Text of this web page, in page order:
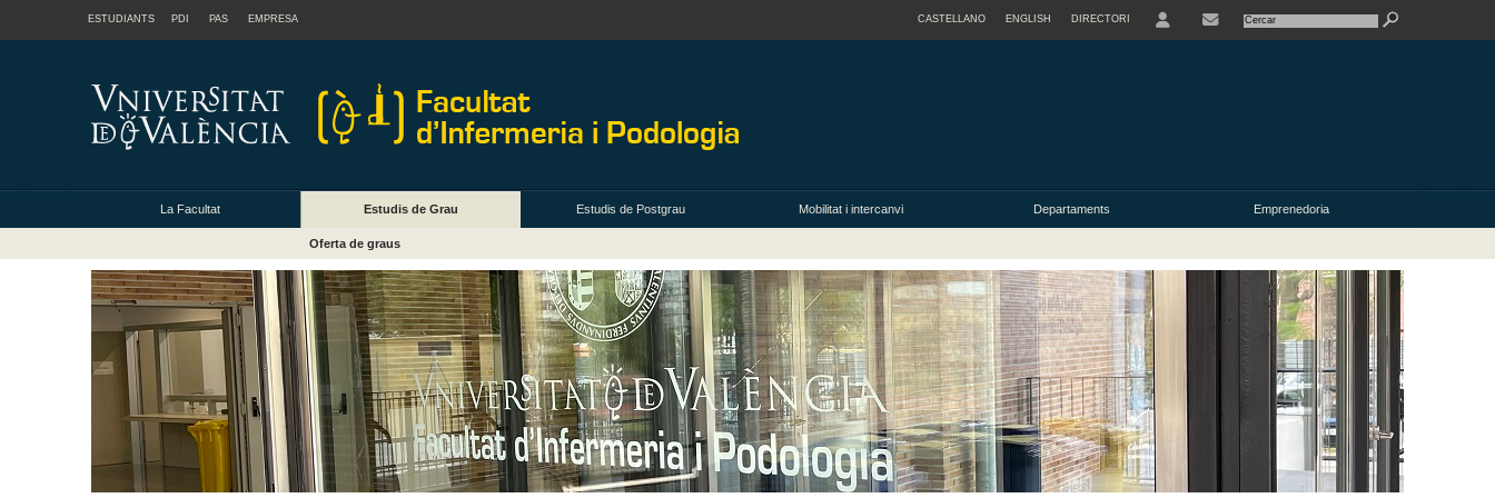
ESTUDIANTS PDI PAS EMPRESA CASTELLANO ENGLISH DIRECTORI
La Facultat Estudis de Grau Estudis de Postgrau Mobilitat i intercanvi Departaments Emprenedoria
Oferta de graus